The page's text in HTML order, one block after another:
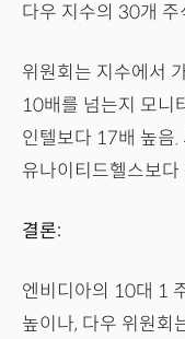
다우 지수의 30개
위원회는 지수에서
10배를 넘는지 모니
인텔보다 17배 높음
유나이티드헬스보
결론:
엔비디아의 10대 1
높이나, 다우 위원회